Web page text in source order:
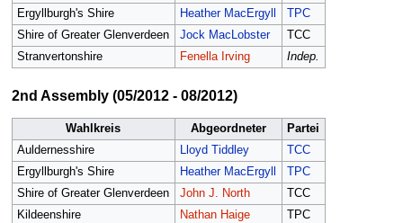
Ergyllburgh's Shire
Heather MacErgyll
TPC
Shire of Greater Glenverdeen
Jock MacLobster
TCC
Stranvertonshire
Fenella Irving Indep.
2nd Assembly (05/2012 - 08/2012)
Wahlkreis Abgeordneter
Partei
Auldernesshire
Lloyd Tiddley
TCC
Ergyllburgh's Shire
Heather MacErgyll
TPC
Shire of Greater Glenverdeen
John J. North
TCC
Kildeenshire
Nathan Haige TPC